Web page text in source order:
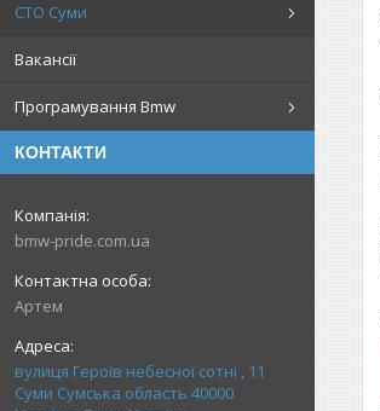
СТО Суми
Вакансії
Програмування Bmw
КОНТАКТИ
bmw-pride.com.ua
Артем
вулиця Героїв небесної сотні , 11
Суми Сумська область 40000